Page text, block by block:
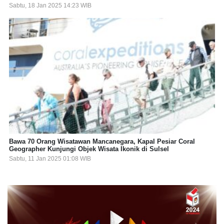
Sabtu, 18 Jan 2025 14:23 WIB
Bawa 70 Orang Wisatawan Mancanegara, Kapal Pesiar Coral
Geographer Kunjungi Objek Wisata Ikonik di Sulsel
Sabtu, 11 Jan 2025 01:08 WIB